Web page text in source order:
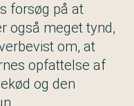
forsøg på at
også meget tynd,
om, at
opfattelse af
og den